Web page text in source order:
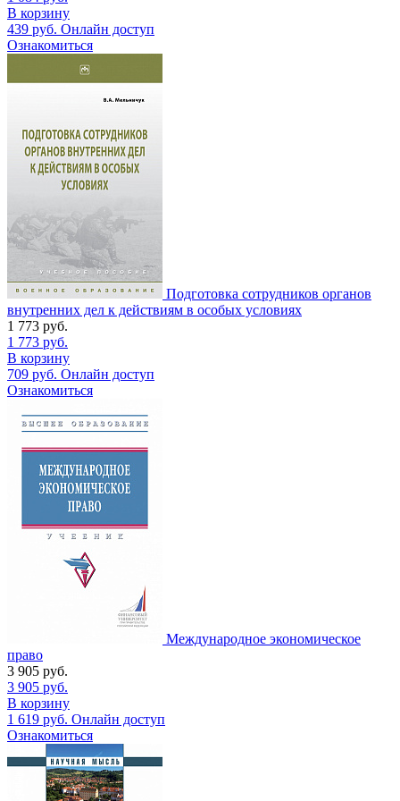
В корзину
439 руб. Онлайн доступ
Ознакомиться
Подготовка сотрудников органов
внутренних дел к действиям в особых условиях
1 773 руб.
1 773 руб.
В корзину
709 руб. Онлайн доступ
Ознакомиться
Международное экономическое
право
3 905 руб.
3 905 руб.
В корзину
1 619 руб. Онлайн доступ
Ознакомиться